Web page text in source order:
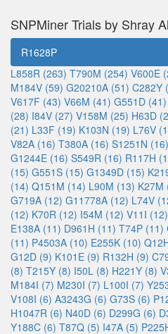
SNPMiner Trials by Shray
R1628P
L858R (263) T790M (254) V600E
M184V (59) G20210A (51) C282Y
V617F (43) V66M (41) G551D (41)
(28) I84V (27) V158M (25) H63D
(21) L33F (19) K103N (19) L76V
V82A (16) T380A (16) S1251N (16)
G1244E (16) S549R (16) R117H
(15) G551S (15) G1349D (15)
(14) Q151M (14) L90M (13) K27M
G719A (12) G11778A (12) L74V
(12) K70R (12) I54M (12) V11I (12)
E138A (11) D961H (11) T74P (11)
(11) P4503A (10) E255K (10)
G12D (9) K101E (9) R132H (9)
(8) T215Y (8) I50L (8) H221Y (8)
M184I (7) M230I (7) L100I (7)
V108I (6) A3243G (6) G73S (6)
H1047R (6) N40D (6) D299G (6)
Y188C (6) T87Q (5) I47A (5)